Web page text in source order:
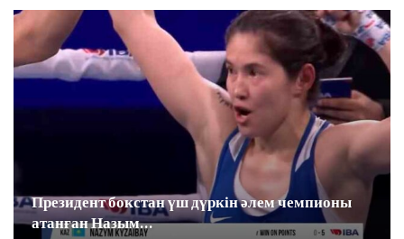
Президент бокстан үш дүркін әлем чемпионы
атанған Назым…